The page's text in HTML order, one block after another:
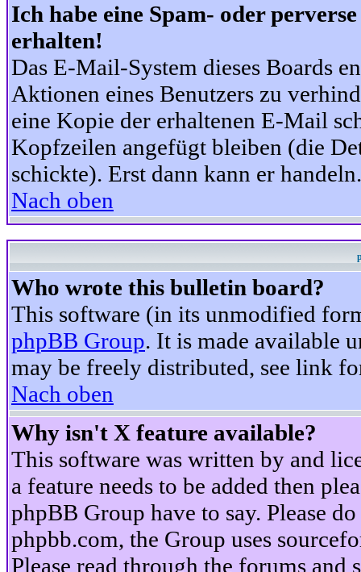
Ich habe eine Spam- oder
erhalten!
Das E-Mail-System dieses Boards
Aktionen eines Benutzers zu
eine Kopie der erhaltenen E-Mail
Kopfzeilen angefügt bleiben (die
schickte). Erst dann kann er handeln.
Nach oben
Who wrote this bulletin board?
This software (in its unmodified
phpBB Group. It is made available
may be freely distributed, see link
Nach oben
Why isn't X feature available?
This software was written by and
a feature needs to be added then
phpBB Group have to say. Please
phpbb.com, the Group uses
Please read through the forums